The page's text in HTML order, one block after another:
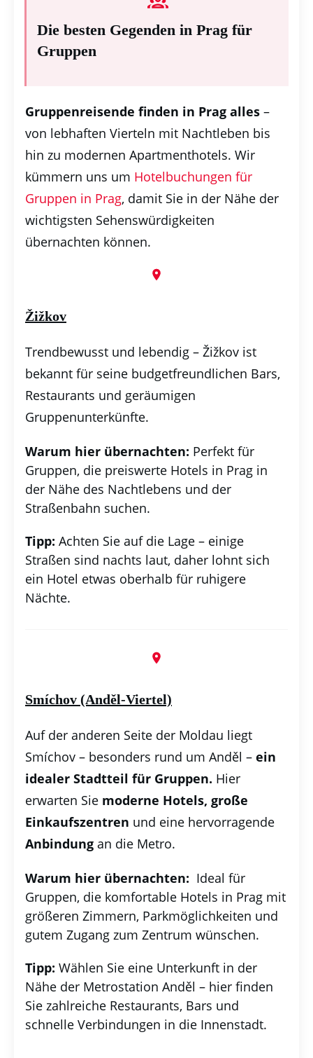
Die besten Gegenden in Prag für
Gruppen
Gruppenreisende finden in Prag alles –
von lebhaften Vierteln mit Nachtleben bis
hin zu modernen Apartmenthotels. Wir
kümmern uns um Hotelbuchungen für
Gruppen in Prag, damit Sie in der Nähe der
wichtigsten Sehenswürdigkeiten
übernachten können.
Žižkov
Trendbewusst und lebendig – Žižkov ist
bekannt für seine budgetfreundlichen Bars,
Restaurants und geräumigen
Gruppenunterkünfte.
Warum hier übernachten: Perfekt für
Gruppen, die preiswerte Hotels in Prag in
der Nähe des Nachtlebens und der
Straßenbahn suchen.
Tipp: Achten Sie auf die Lage – einige
Straßen sind nachts laut, daher lohnt sich
ein Hotel etwas oberhalb für ruhigere
Nächte.
Smíchov (Anděl-Viertel)
Auf der anderen Seite der Moldau liegt
Smíchov – besonders rund um Anděl – ein
idealer Stadtteil für Gruppen. Hier
erwarten Sie moderne Hotels, große
Einkaufszentren und eine hervorragende
Anbindung an die Metro.
Warum hier übernachten: Ideal für
Gruppen, die komfortable Hotels in Prag mit
größeren Zimmern, Parkmöglichkeiten und
gutem Zugang zum Zentrum wünschen.
Tipp: Wählen Sie eine Unterkunft in der
Nähe der Metrostation Anděl – hier finden
Sie zahlreiche Restaurants, Bars und
schnelle Verbindungen in die Innenstadt.